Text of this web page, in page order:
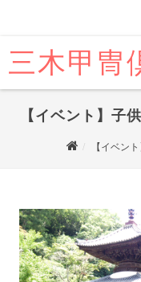
三木甲冑
【イベント】子
【イベン